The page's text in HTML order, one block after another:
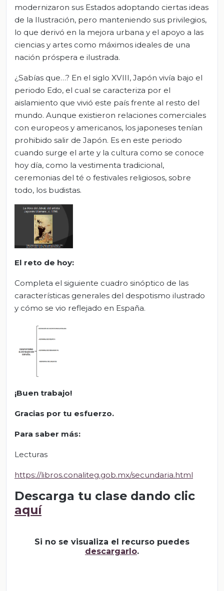
modernizaron sus Estados adoptando ciertas ideas
de la Ilustración, pero manteniendo sus privilegios,
lo que derivó en la mejora urbana y el apoyo a las
ciencias y artes como máximos ideales de una
nación próspera e ilustrada.
¿Sabías que…? En el siglo XVIII, Japón vivía bajo el
periodo Edo, el cual se caracteriza por el
aislamiento que vivió este país frente al resto del
mundo. Aunque existieron relaciones comerciales
con europeos y americanos, los japoneses tenían
prohibido salir de Japón. Es en este periodo
cuando surge el arte y la cultura como se conoce
hoy día, como la vestimenta tradicional,
ceremonias del té o festivales religiosos, sobre
todo, los budistas.
El reto de hoy:
Completa el siguiente cuadro sinóptico de las
características generales del despotismo ilustrado
y cómo se vio reflejado en España.
¡Buen trabajo!
Gracias por tu esfuerzo.
Para saber más:
Lecturas
https://libros.conaliteg.gob.mx/secundaria.html
Descarga tu clase dando clic
aquí
Si no se visualiza el recurso puedes
descargarlo.